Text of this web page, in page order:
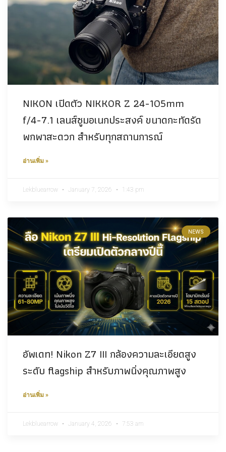
NIKON เปิดตัว NIKKOR Z 24-105mm
f/4-7.1 เลนส์ซูมอเนกประสงค์ ขนาดกะทัดรัด
พกพาสะดวก สำหรับทุกสถานการณ์
อ่านเพิ่ม »
Lekbluearrow January 7, 2026 1:43 pm
NEWS
อัพเดท! Nikon Z7 III กล้องความละเอียดสูง
ระดับ flagship สำหรับภาพนิ่งคุณภาพสูง
อ่านเพิ่ม »
Lekbluearrow January 4, 2026 7:53 am